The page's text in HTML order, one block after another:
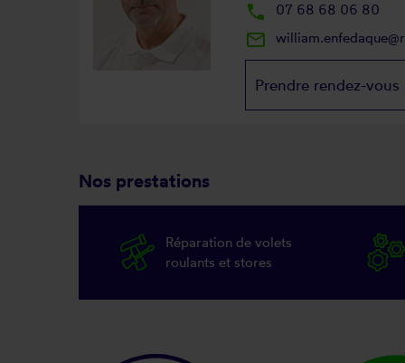
local_phone 07 68 68 06 80
mail_outline
Prendre rendez-vous
Nos prestations
Réparation de volets
roulants et stores